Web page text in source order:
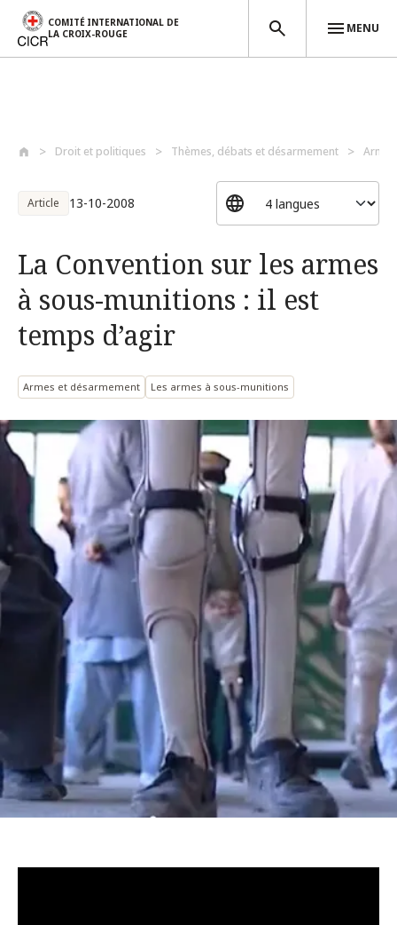
COMITÉ INTERNATIONAL DE
LA CROIX-ROUGE
MENU
Droit et politiques Thèmes, débats et désarmement
Article 13-10-2008
La Convention sur les armes
à sous-munitions : il est
temps d’agir
Armes et désarmement Les armes à sous-munitions